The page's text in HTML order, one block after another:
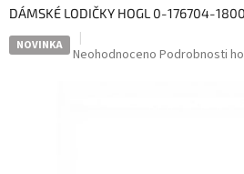
DÁMSKÉ LODIČKY HOGL 0-176704-
NOVINKA
Průměrné
Neohodnoceno Podrobnosti